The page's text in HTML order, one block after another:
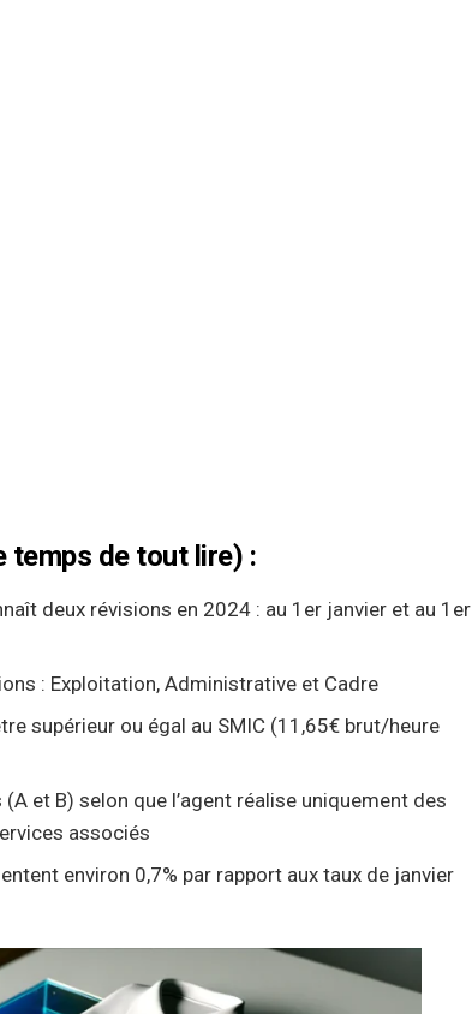
temps de tout lire) :
deux révisions en 2024 : au 1er janvier et au 1er
: Exploitation, Administrative et Cadre
supérieur ou égal au SMIC (11,65€ brut/heure
et B) selon que l’agent réalise uniquement des
associés
environ 0,7% par rapport aux taux de janvier